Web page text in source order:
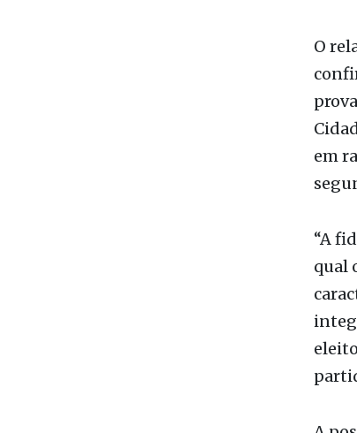
O
em
“A
A